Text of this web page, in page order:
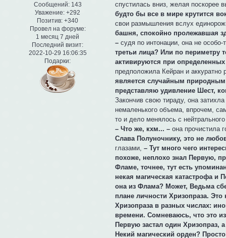
Сообщений:143
Уважение: +292
Позитив: +340
Провел на форуме:
1 месяц 7 дней
Последний визит:
2022-10-29 16:06:35
Подарки:
спустилась вниз, желая поскорее
будто бы все в мире крутится
свои размышления вслух
башня, спокойно пролежавшая
– судя по интонации, она не
третьи лица? Или по периметру
активируются при
предположила Кейран и
является случайным
представляю удивление Шест,
Закончив свою тираду, она
немаленького объема, впрочем,
то и дело менялось с
– Что же, кхм... – она прочистила
Слава Полуночнику, это не
глазами,– Тут много чего
похоже, неплохо знал Первую,
Фламе, точнее, тут есть
некая магическая катастрофа
она из Флама? Может, Ведьма
плане личности Хризопраза.
Хризопраза в разных числах:
времени. Сомневаюсь, что это
Первую застал один Хризопраз,
Некий магический орден?